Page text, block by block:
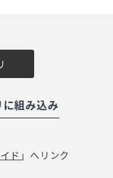
組み込み
ド 」へリンク